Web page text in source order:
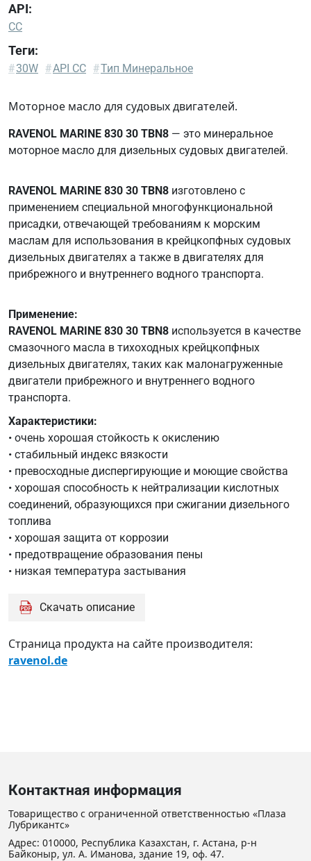
API:
CC
DEF
MIL-
2104
A
30
Теги:
#30W #API CC #Тип Минеральное
Моторное масло для судовых двигателей.
RAVENOL MARINE 830 30 TBN8 — это минеральное
моторное масло для дизельных судовых двигателей.
RAVENOL MARINE 830 30 TBN8 изготовлено с
применением специальной многофункциональной
присадки, отвечающей требованиям к морским
маслам для использования в крейцкопфных судовых
дизельных двигателях а также в двигателях для
прибрежного и внутреннего водного транспорта.
Применение:
RAVENOL MARINE 830 30 TBN8 используется в качестве
смазочного масла в тихоходных крейцкопфных
дизельных двигателях, таких как малонагруженные
двигатели прибрежного и внутреннего водного
транспорта.
Характеристики:
• очень хорошая стойкость к окислению
• стабильный индекс вязкости
• превосходные диспергирующие и моющие свойства
• хорошая способность к нейтрализации кислотных
соединений, образующихся при сжигании дизельного
топлива
• хорошая защита от коррозии
• предотвращение образования пены
• низкая температура застывания
Скачать описание
Страница продукта на сайте производителя:
ravenol.de
Контактная информация
Товарищество с ограниченной ответственностью «Плаза
Лубрикантс»
Адрес: 010000, Республика Казахстан, г. Астана, р-н
Байконыр, ул. А. Иманова, здание 19, оф. 47.